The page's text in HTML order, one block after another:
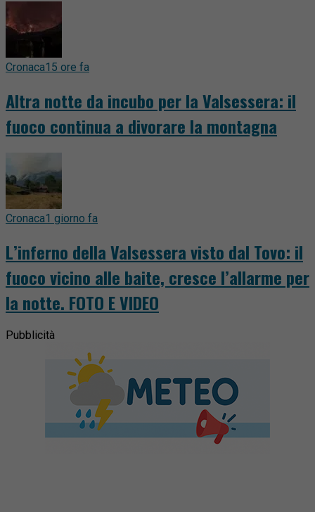
Cronaca15 ore fa
Altra notte da incubo per la Valsessera: il
fuoco continua a divorare la montagna
Cronaca1 giorno fa
L’inferno della Valsessera visto dal Tovo: il
fuoco vicino alle baite, cresce l’allarme per
la notte. FOTO E VIDEO
Pubblicità